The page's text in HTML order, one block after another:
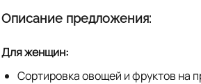
Описание предложения:
Для женщин:
Сортировка овощей и фруктов на